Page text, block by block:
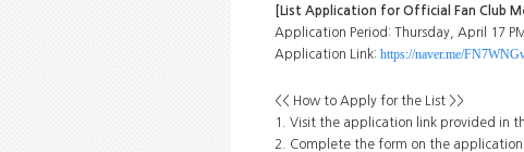
[List Application for Official Fan Club
Application Period: Thursday, April 17
Application Link: https://naver.me/
<< How to Apply for the List >>
1. Visit the application link provided in
2. Complete the form on the